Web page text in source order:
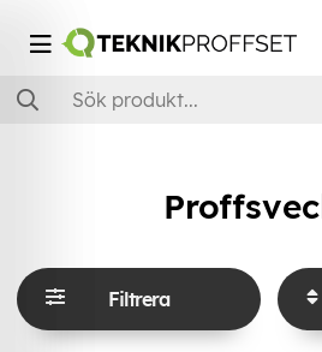
Filtrera